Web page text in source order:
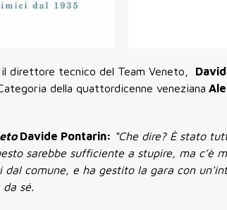
direttore tecnico del Team Veneto,
della quattordicenne veneziana
Davide Pontarin: “Che dire? È stato
sarebbe sufficiente a stupire, ma c’è
comune, e ha gestito la gara con
sé.